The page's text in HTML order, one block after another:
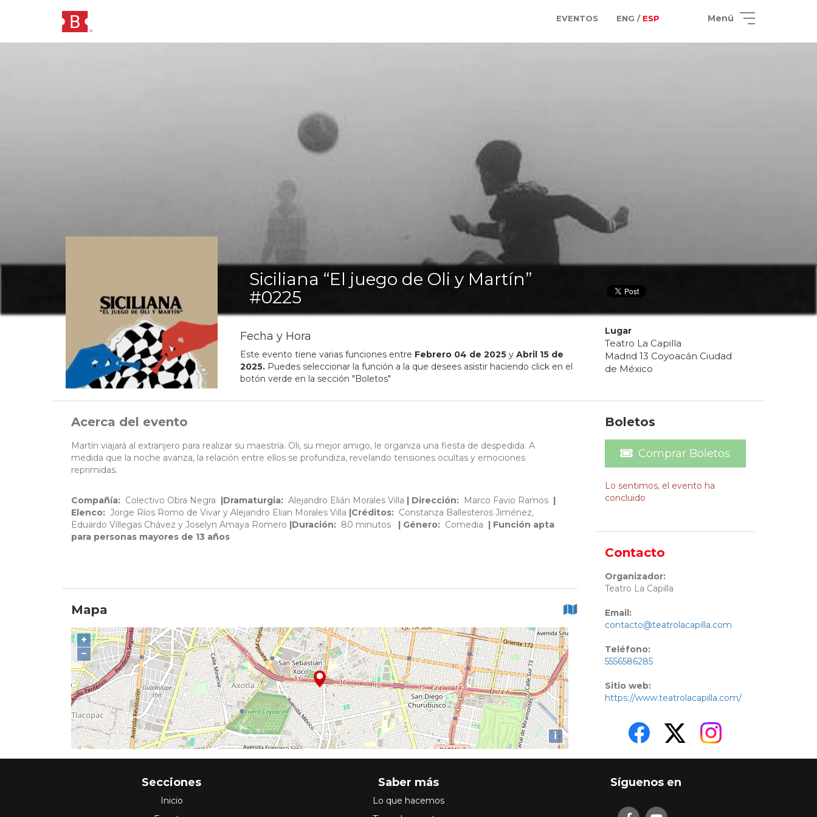
EVENTOS ENG / ESP Menú
Siciliana “El juego de Oli y Martín”
#0225
Fecha y Hora
Este evento tiene varias funciones entre Febrero 04 de 2025y Abril 15de
2025.Puedes seleccionar la función a la que desees asistir haciendo click en el
botón verde en la sección "Boletos"
Lugar
Teatro La Capilla
Madrid 13 Coyoacán Ciudad
de México
Acerca del evento
Martín viajará al extranjero para realizar su maestría. Oli, su mejor amigo, le organiza una fiesta de despedida. A
medida que la noche avanza, la relación entre ellos se profundiza, revelando tensiones ocultas y emociones
reprimidas.
Compañía: Colectivo Obra Negra |Dramaturgia: Alejandro Elián Morales Villa | Dirección: Marco Favio Ramos
Elenco: Jorge Ríos Romo de Vivar y Alejandro Elian Morales Villa |Créditos: Constanza Ballesteros Jiménez,
Eduardo Villegas Chávez y Joselyn Amaya Romero |Duración: 80 minutos | Género: Comedia
| Función apta
para personas mayores de 13 años
Mapa
+
−
i
Boletos
Comprar Boletos
Lo sentimos, el evento ha
concluido
Contacto
Organizador:
Teatro La Capilla
Email:
contacto@teatrolacapilla.com
Teléfono:
5556586285
Sitio web:
https://www.teatrolacapilla.com/
Secciones
Inicio
Saber más
Lo que hacemos
Síguenos en